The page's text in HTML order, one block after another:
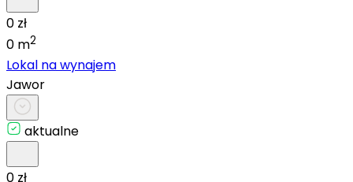
0 zł
0 m2
Lokal na wynajem
Jawor
aktualne
0 zł